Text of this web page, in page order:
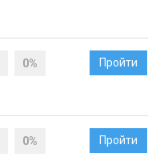
0% Пройти
0% Пройти